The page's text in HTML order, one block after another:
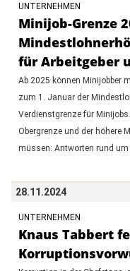
UNTERNEHMEN
Minijob-Grenze
für Arbeitgeber
Ab 2025 können Minijobber
zum 1. Januar der
Verdienstgrenze für
Obergrenze und der höhere
müssen: Antworten rund
28.11.2024
UNTERNEHMEN
Knaus Tabbert